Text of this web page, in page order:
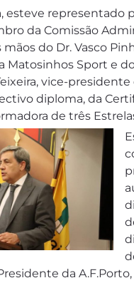
esteve representado
da Comissão
mãos do Dr. Vasco
Matosinhos Sport e
vice-presidente
diploma, da
de três
da